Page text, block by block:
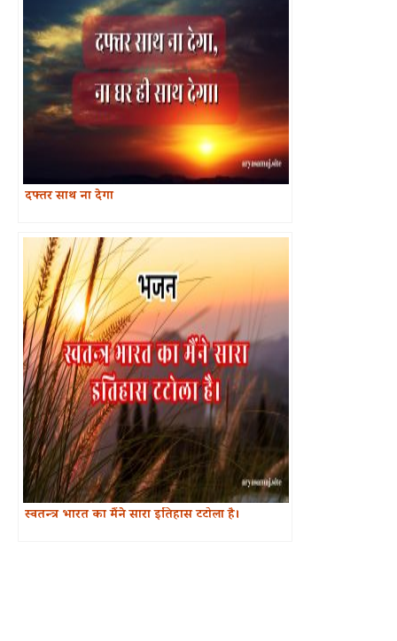
दफ्तर साथ ना देगा
स्वतन्त्र भारत का मैंने सारा इतिहास टटोला है।